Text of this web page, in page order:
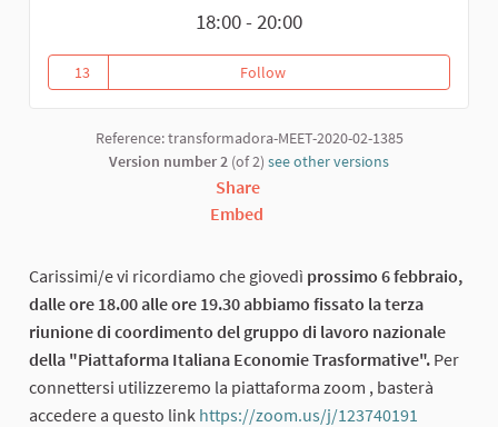
18:00 - 20:00
13
13 followers
FollowLa terza riunione di
Reference: transformadora-MEET-2020-02-1385
Version number 2 (of 2) see other versions
Share
Embed
Carissimi/e vi ricordiamo che giovedì prossimo 6 febbraio,
dalle ore 18.00 alle ore 19.30 abbiamo fissato la terza
riunione di coordimento del gruppo di lavoro nazionale
della "Piattaforma Italiana Economie Trasformative". Per
connettersi utilizzeremo la piattaforma zoom , basterà
accedere a questo link https://zoom.us/j/123740191